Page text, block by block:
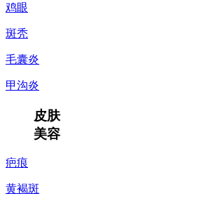
鸡眼
斑秃
毛囊炎
甲沟炎
皮肤
美容
疤痕
黄褐斑